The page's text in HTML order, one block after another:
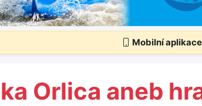
Mobilní
Orlica aneb